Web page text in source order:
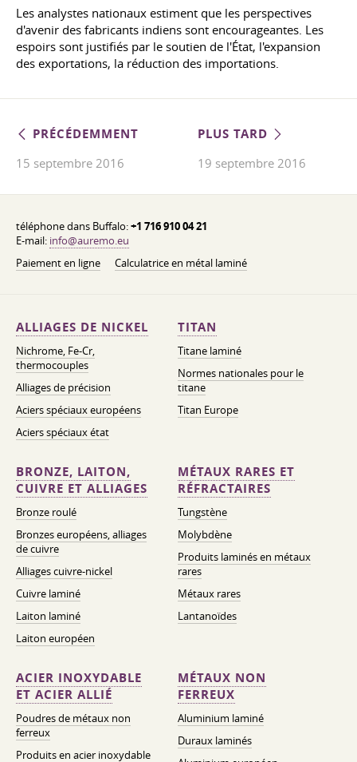
Les analystes nationaux estiment que les perspectives
d'avenir des fabricants indiens sont encourageantes. Les
espoirs sont justifiés par le soutien de l'État, l'expansion
des exportations, la réduction des importations.
PRÉCÉDEMMENT
15 septembre 2016
PLUS TARD
19 septembre 2016
téléphone dans Buffalo:+1 716 910 04 21
E-mail: info@auremo.eu
Paiement en ligne
Calculatrice en métal laminé
ALLIAGES DE NICKEL
Nichrome, Fe-Cr,
thermocouples
Alliages de précision
Aciers spéciaux européens
Aciers spéciaux état
TITAN
Titane laminé
Normes nationales pour le
titane
Titan Europe
BRONZE, LAITON,
CUIVRE ET ALLIAGES
Bronze roulé
Bronzes européens, alliages
de cuivre
Alliages cuivre-nickel
Cuivre laminé
Laiton laminé
Laiton européen
MÉTAUX RARES ET
RÉFRACTAIRES
Tungstène
Molybdène
Produits laminés en métaux
rares
Métaux rares
Lantanoïdes
ACIER INOXYDABLE
ET ACIER ALLIÉ
Poudres de métaux non
ferreux
Produits en acier inoxydable
MÉTAUX NON
FERREUX
Aluminium laminé
Duraux laminés